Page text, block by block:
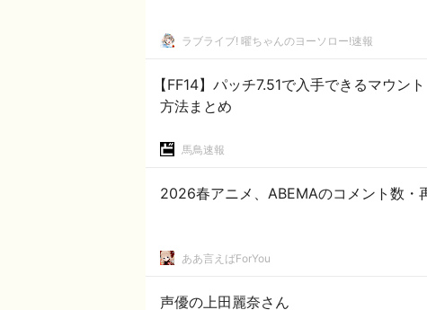
ラブライブ! 曜ちゃんのヨーソロー!速報
【FF14】パッチ7.51で入手できるマウ
方法まとめ
馬鳥速報
2026春アニメ、ABEMAのコメント数・
ああ言えばForYou
声優の上田麗奈さん